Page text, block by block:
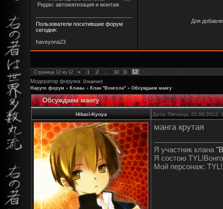
Ридан: автоматизация и монтаж
Пользователи посетившие форум
сегодня:
haveyona23
Для
Страница 12 из 12 « 1 2 10 11
12
Модератор форума:Dreamer)
Наруто форум » Кланы » Клан "Вонгола" » Обсуждаем мангу
Обсуждаем мангу
Hibari-Kyoya Дата: Пятница,
манга крутая
Я участник клана
Я состою
Мой персонаж: